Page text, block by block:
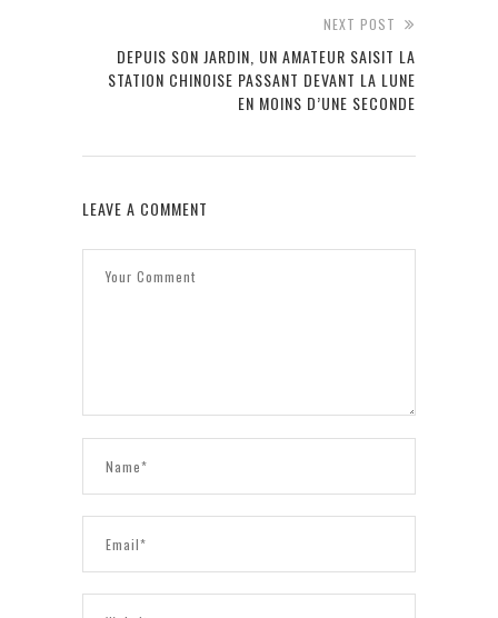
NEXT POST
DEPUIS SON JARDIN, UN AMATEUR SAISIT LA
STATION CHINOISE PASSANT DEVANT LA LUNE
EN MOINS D’UNE SECONDE
LEAVE A COMMENT